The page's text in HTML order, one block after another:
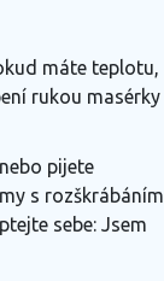
máte teplotu,
rukou masérky
pijete
s rozškrábáním
sebe: Jsem